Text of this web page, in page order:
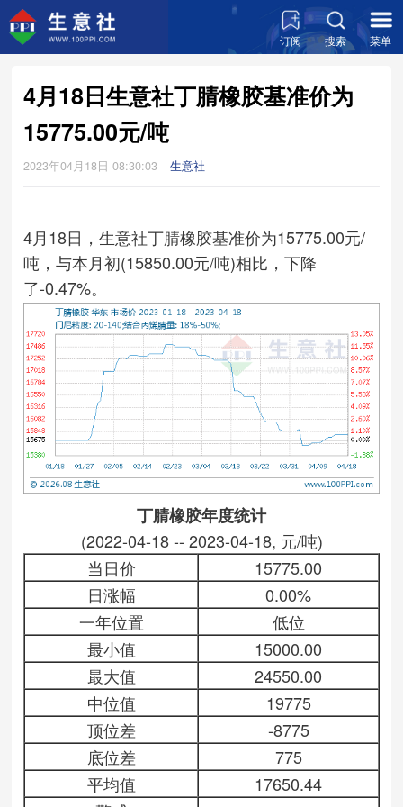
订阅 搜索 菜单
4月18日生意社丁腈橡胶基准价为
15775.00元/吨
2023年04月18日 08:30:03 生意社
4月18日，生意社丁腈橡胶基准价为15775.00元/
吨，与本月初(15850.00元/吨)相比，下降
了-0.47%。
丁腈橡胶年度统计
(2022-04-18 -- 2023-04-18, 元/吨)
当日价
15775.00
日涨幅
0.00%
一年位置
低位
最小值
15000.00
最大值
24550.00
中位值
19775
顶位差
-8775
底位差
775
平均值
17650.44